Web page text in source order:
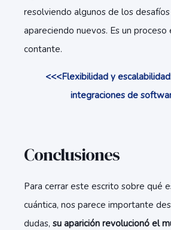
resolviendo algunos de los desafíos
apareciendo nuevos. Es un proceso
contante.
<<<Flexibilidad y
integraciones de
Conclusiones
Para cerrar este escrito sobre qué
cuántica, nos parece importante
dudas, su aparición revolucionó el